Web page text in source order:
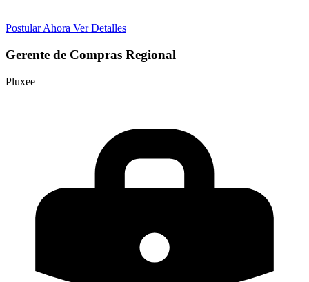
Postular Ahora Ver Detalles
Gerente de Compras Regional
Pluxee